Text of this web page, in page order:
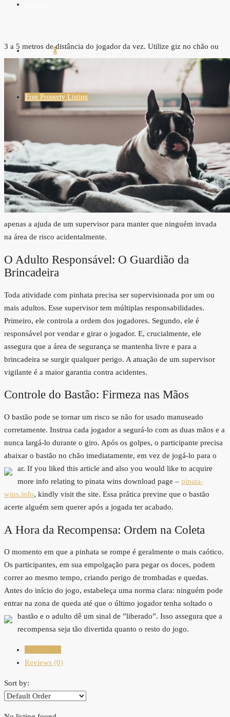
Favorites0
Free Property Listing
3 a 5 metros de distância do jogador da vez. Utilize giz no chão ou
apenas a ajuda de um supervisor para manter que ninguém invada
na área de risco acidentalmente.
O Adulto Responsável: O Guardião da
Brincadeira
Toda atividade com pinhata precisa ser supervisionada por um ou
mais adultos. Esse supervisor tem múltiplas responsabilidades.
Primeiro, ele controla a ordem dos jogadores. Segundo, ele é
responsável por vendar e girar o jogador. E, crucialmente, ele
assegura que a área de segurança se mantenha livre e para a
brincadeira se surgir qualquer perigo. A atuação de um supervisor
vigilante é a maior garantia contra acidentes.
Controle do Bastão: Firmeza nas Mãos
O bastão pode se tornar um risco se não for usado manuseado
corretamente. Instrua cada jogador a segurá-lo com as duas mãos e a
nunca largá-lo durante o giro. Após os golpes, o participante precisa
abaixar o bastão no chão imediatamente, em vez de jogá-lo para o
ar. If you liked this article and also you would like to acquire
more info relating to pinata wins download page – pinata-
wins.info, kindly visit the site. Essa prática previne que o bastão
acerte alguém sem querer após a jogada ter acabado.
A Hora da Recompensa: Ordem na Coleta
O momento em que a pinhata se rompe é geralmente o mais caótico.
Os participantes, em sua empolgação para pegar os doces, podem
correr ao mesmo tempo, criando perigo de trombadas e quedas.
Antes do início do jogo, estabeleça uma norma clara: ninguém pode
entrar na zona de queda até que o último jogador tenha soltado o
bastão e o adulto dê um sinal de ”liberado”. Isso assegura que a
recompensa seja tão divertida quanto o resto do jogo.
Reviews (0)
Sort by: